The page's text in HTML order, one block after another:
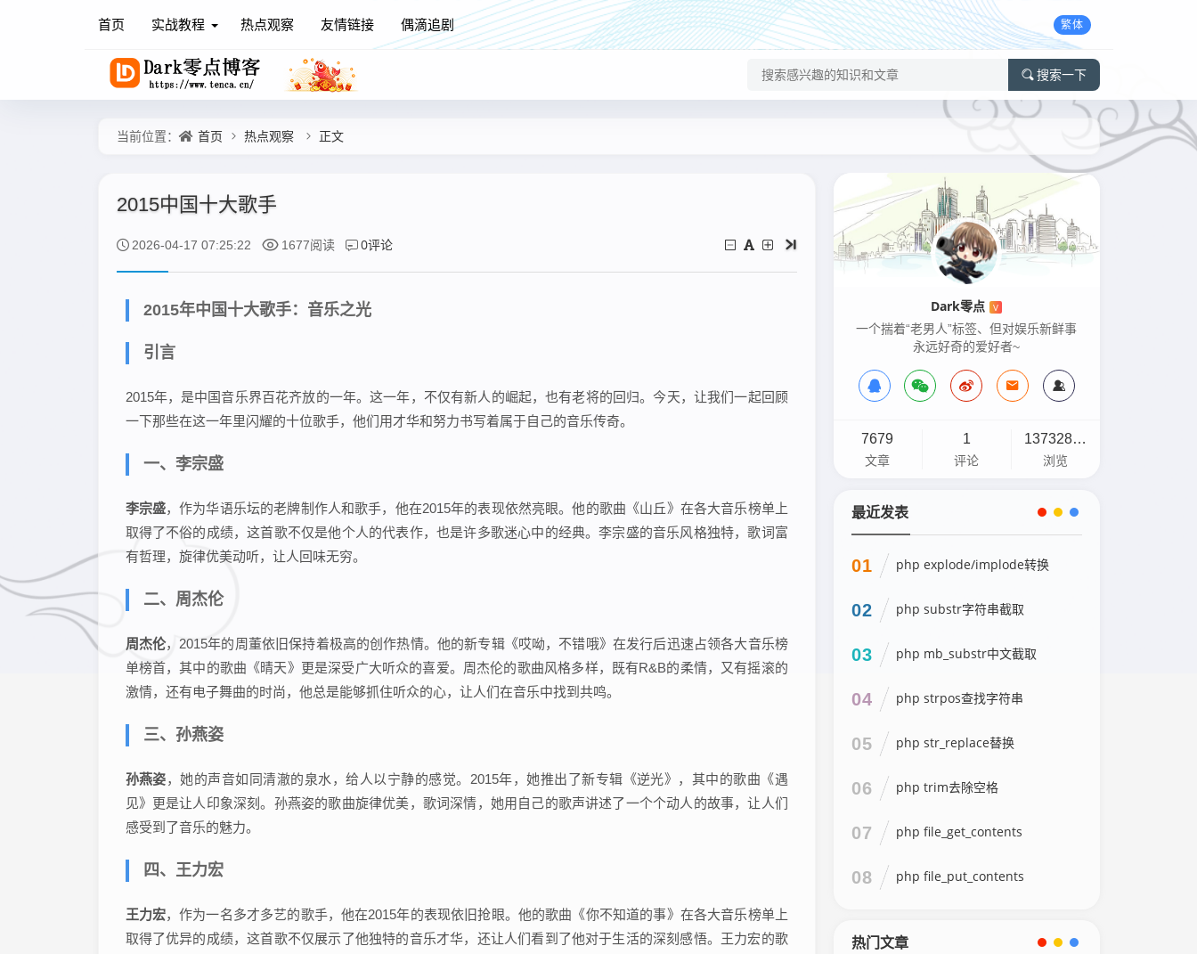
首页 实战教程 热点观察 友情链接 偶滴追剧 繁体
搜索一下
当前位置： 首页 热点观察 正文
2015中国十大歌手
2026-04-17 07:25:22 1677阅读 0评论
2015年中国十大歌手：音乐之光
引言
2015年，是中国音乐界百花齐放的一年。这一年，不仅有新人的崛起，也有老将的回归。今天，让我们一起回顾
一下那些在这一年里闪耀的十位歌手，他们用才华和努力书写着属于自己的音乐传奇。
一、李宗盛
李宗盛，作为华语乐坛的老牌制作人和歌手，他在2015年的表现依然亮眼。他的歌曲《山丘》在各大音乐榜单上
取得了不俗的成绩，这首歌不仅是他个人的代表作，也是许多歌迷心中的经典。李宗盛的音乐风格独特，歌词富
有哲理，旋律优美动听，让人回味无穷。
二、周杰伦
周杰伦，2015年的周董依旧保持着极高的创作热情。他的新专辑《哎呦，不错哦》在发行后迅速占领各大音乐榜
单榜首，其中的歌曲《晴天》更是深受广大听众的喜爱。周杰伦的歌曲风格多样，既有R&B的柔情，又有摇滚的
激情，还有电子舞曲的时尚，他总是能够抓住听众的心，让人们在音乐中找到共鸣。
三、孙燕姿
孙燕姿，她的声音如同清澈的泉水，给人以宁静的感觉。2015年，她推出了新专辑《逆光》，其中的歌曲《遇
见》更是让人印象深刻。孙燕姿的歌曲旋律优美，歌词深情，她用自己的歌声讲述了一个个动人的故事，让人们
感受到了音乐的魅力。
四、王力宏
王力宏，作为一名多才多艺的歌手，他在2015年的表现依旧抢眼。他的歌曲《你不知道的事》在各大音乐榜单上
取得了优异的成绩，这首歌不仅展示了他独特的音乐才华，还让人们看到了他对于生活的深刻感悟。王力宏的歌
Dark零点 V
一个揣着“老男人”标签、但对娱乐新鲜事
永远好奇的爱好者~
7679
文章
1
评论
13732898
浏览
最近发表
01 php explode/implode转换
02 php substr字符串截取
03 php mb_substr中文截取
04 php strpos查找字符串
05 php str_replace替换
06 php trim去除空格
07 php file_get_contents
08 php file_put_contents
热门文章